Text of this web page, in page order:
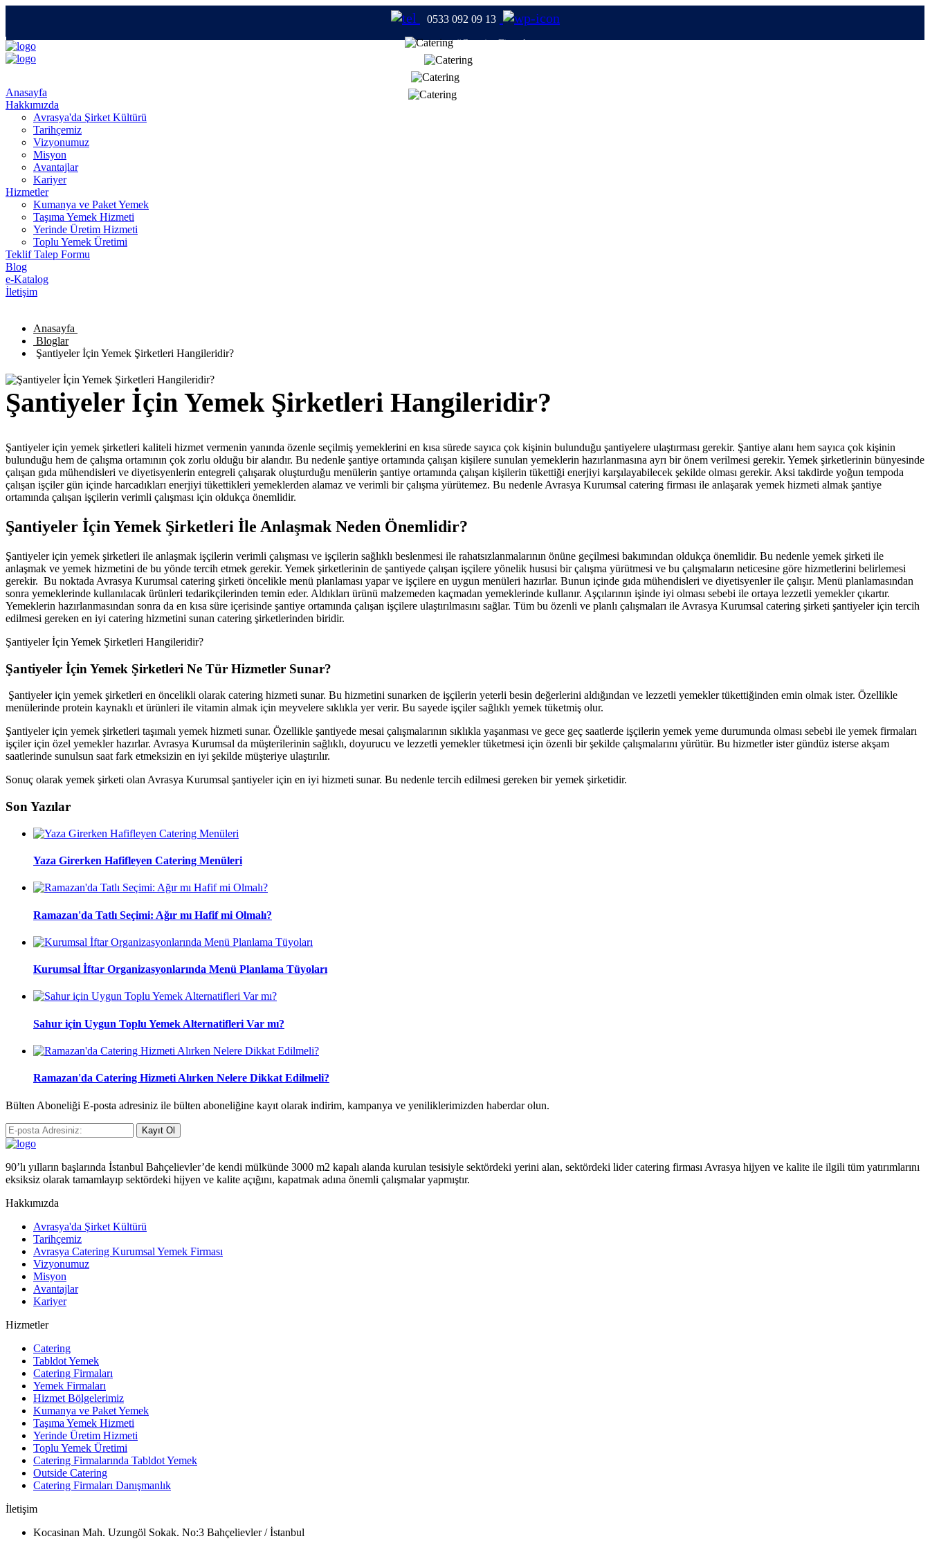
0533 092 09 13
#CateringFirmaları
Anasayfa
Hakkımızda
Avrasya'da Şirket Kültürü
Tarihçemiz
Vizyonumuz
Misyon
Avantajlar
Kariyer
Hizmetler
Kumanya ve Paket Yemek
Taşıma Yemek Hizmeti
Yerinde Üretim Hizmeti
Toplu Yemek Üretimi
Teklif Talep Formu
Blog
e-Katalog
İletişim
Anasayfa
Bloglar
Şantiyeler İçin Yemek Şirketleri Hangileridir?
Şantiyeler İçin Yemek Şirketleri Hangileridir?
Şantiyeler için yemek şirketleri kaliteli hizmet vermenin yanında özenle seçilmiş yemeklerini en kısa sürede sayıca çok kişinin bulunduğu şantiyelere ulaştırması gerekir. Şantiye alanı hem sayıca çok kişinin
bulunduğu hem de çalışma ortamının çok zorlu olduğu bir alandır. Bu nedenle şantiye ortamında çalışan kişilere sunulan yemeklerin hazırlanmasına ayrı bir önem verilmesi gerekir. Yemek şirketlerinin bünyesinde
çalışan gıda mühendisleri ve diyetisyenlerin entegreli çalışarak oluşturduğu menülerin şantiye ortamında çalışan kişilerin tükettiği enerjiyi karşılayabilecek şekilde olması gerekir. Aksi takdirde yoğun tempoda
çalışan işçiler gün içinde harcadıkları enerjiyi tükettikleri yemeklerden alamaz ve verimli bir çalışma yürütemez. Bu nedenle Avrasya Kurumsal catering firması ile anlaşarak yemek hizmeti almak şantiye
ortamında çalışan işçilerin verimli çalışması için oldukça önemlidir.
Şantiyeler İçin Yemek Şirketleri İle Anlaşmak Neden Önemlidir?
Şantiyeler için yemek şirketleri ile anlaşmak işçilerin verimli çalışması ve işçilerin sağlıklı beslenmesi ile rahatsızlanmalarının önüne geçilmesi bakımından oldukça önemlidir. Bu nedenle yemek şirketi ile
anlaşmak ve yemek hizmetini de bu yönde tercih etmek gerekir. Yemek şirketlerinin de şantiyede çalışan işçilere yönelik hususi bir çalışma yürütmesi ve bu çalışmaların neticesine göre hizmetlerini belirlemesi
gerekir. Bu noktada Avrasya Kurumsal catering şirketi öncelikle menü planlaması yapar ve işçilere en uygun menüleri hazırlar. Bunun içinde gıda mühendisleri ve diyetisyenler ile çalışır. Menü planlamasından
sonra yemeklerinde kullanılacak ürünleri tedarikçilerinden temin eder. Aldıkları ürünü malzemeden kaçmadan yemeklerinde kullanır. Aşçılarının işinde iyi olması sebebi ile ortaya lezzetli yemekler çıkartır.
Yemeklerin hazırlanmasından sonra da en kısa süre içerisinde şantiye ortamında çalışan işçilere ulaştırılmasını sağlar. Tüm bu özenli ve planlı çalışmaları ile Avrasya Kurumsal catering şirketi şantiyeler için tercih
edilmesi gereken en iyi catering hizmetini sunan catering şirketlerinden biridir.
Şantiyeler İçin Yemek Şirketleri Ne Tür Hizmetler Sunar?
Şantiyeler için yemek şirketleri en öncelikli olarak catering hizmeti sunar. Bu hizmetini sunarken de işçilerin yeterli besin değerlerini aldığından ve lezzetli yemekler tükettiğinden emin olmak ister. Özellikle
menülerinde protein kaynaklı et ürünleri ile vitamin almak için meyvelere sıklıkla yer verir. Bu sayede işçiler sağlıklı yemek tüketmiş olur.
Şantiyeler için yemek şirketleri taşımalı yemek hizmeti sunar. Özellikle şantiyede mesai çalışmalarının sıklıkla yaşanması ve gece geç saatlerde işçilerin yemek yeme durumunda olması sebebi ile yemek firmaları
işçiler için özel yemekler hazırlar. Avrasya Kurumsal da müşterilerinin sağlıklı, doyurucu ve lezzetli yemekler tüketmesi için özenli bir şekilde çalışmalarını yürütür. Bu hizmetler ister gündüz isterse akşam
saatlerinde sunulsun saat fark etmeksizin en iyi şekilde müşteriye ulaştırılır.
Sonuç olarak yemek şirketi olan Avrasya Kurumsal şantiyeler için en iyi hizmeti sunar. Bu nedenle tercih edilmesi gereken bir yemek şirketidir.
Son Yazılar
Yaza Girerken Hafifleyen Catering Menüleri
Ramazan'da Tatlı Seçimi: Ağır mı Hafif mi Olmalı?
Kurumsal İftar Organizasyonlarında Menü Planlama Tüyoları
Sahur için Uygun Toplu Yemek Alternatifleri Var mı?
Ramazan'da Catering Hizmeti Alırken Nelere Dikkat Edilmeli?
Bülten Aboneliği E-posta adresiniz ile bülten aboneliğine kayıt olarak indirim, kampanya ve yeniliklerimizden haberdar olun.
Kayıt Ol
90’lı yılların başlarında İstanbul Bahçelievler’de kendi mülkünde 3000 m2 kapalı alanda kurulan tesisiyle sektördeki yerini alan, sektördeki lider catering firması Avrasya hijyen ve kalite ile ilgili tüm yatırımlarını
eksiksiz olarak tamamlayıp sektördeki hijyen ve kalite açığını, kapatmak adına önemli çalışmalar yapmıştır.
Hakkımızda
Avrasya'da Şirket Kültürü
Tarihçemiz
Avrasya Catering Kurumsal Yemek Firması
Vizyonumuz
Misyon
Avantajlar
Kariyer
Hizmetler
Catering
Tabldot Yemek
Catering Firmaları
Yemek Firmaları
Hizmet Bölgelerimiz
Kumanya ve Paket Yemek
Taşıma Yemek Hizmeti
Yerinde Üretim Hizmeti
Toplu Yemek Üretimi
Catering Firmalarında Tabldot Yemek
Outside Catering
Catering Firmaları Danışmanlık
İletişim
Kocasinan Mah. Uzungöl Sokak. No:3 Bahçelievler / İstanbul